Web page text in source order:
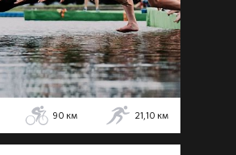
90 км 21,10 км